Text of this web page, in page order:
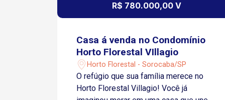
R$ 780.000,00 V
Casa á venda no Condomínio
Horto Florestal VIllagio
Horto Florestal - Sorocaba/SP
O refúgio que sua família merece no
Horto Florestal Villagio! Você já